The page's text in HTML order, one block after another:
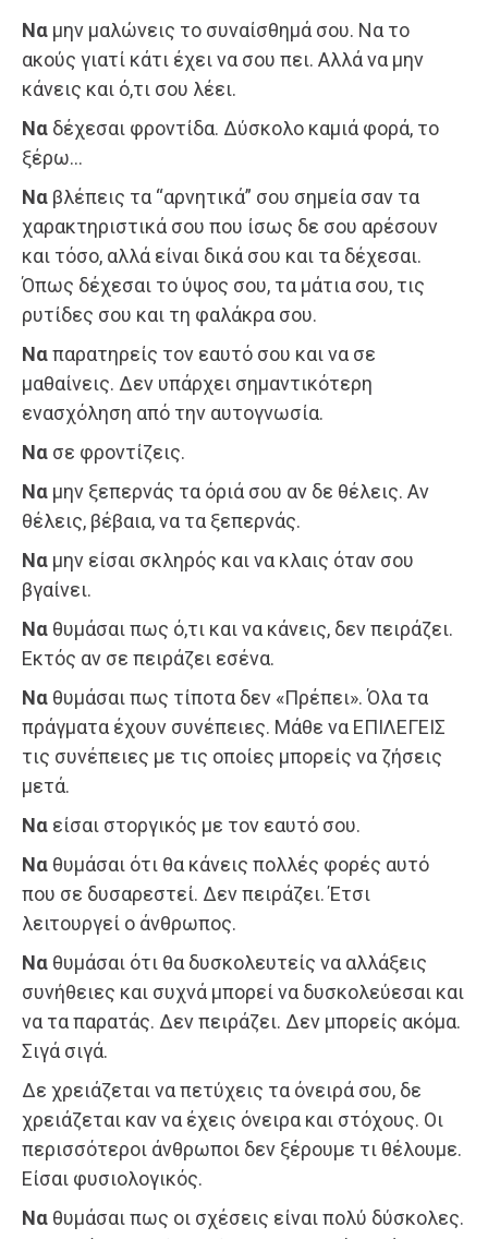
Να μην μαλώνεις το συναίσθημά σου. Να το
ακούς γιατί κάτι έχει να σου πει. Αλλά να μην
κάνεις και ό,τι σου λέει.
Να δέχεσαι φροντίδα. Δύσκολο καμιά φορά, το
ξέρω…
Να βλέπεις τα “αρνητικά” σου σημεία σαν τα
χαρακτηριστικά σου που ίσως δε σου αρέσουν
και τόσο, αλλά είναι δικά σου και τα δέχεσαι.
Όπως δέχεσαι το ύψος σου, τα μάτια σου, τις
ρυτίδες σου και τη φαλάκρα σου.
Ναπαρατηρείς τον εαυτό σου και να σε
μαθαίνεις. Δεν υπάρχει σημαντικότερη
ενασχόληση από την αυτογνωσία.
Να σε φροντίζεις.
Να μην ξεπερνάς τα όριά σου αν δε θέλεις. Αν
θέλεις, βέβαια, να τα ξεπερνάς.
Να μην είσαι σκληρός και να κλαις όταν σου
βγαίνει.
Να θυμάσαι πως ό,τι και να κάνεις, δεν πειράζει.
Εκτός αν σε πειράζει εσένα.
Να θυμάσαι πως τίποτα δεν «Πρέπει». Όλα τα
πράγματα έχουν συνέπειες. Μάθε να ΕΠΙΛΕΓΕΙΣ
τις συνέπειες με τις οποίες μπορείς να ζήσεις
μετά.
Να είσαι στοργικός με τον εαυτό σου.
Να θυμάσαι ότι θα κάνεις πολλές φορές αυτό
που σε δυσαρεστεί. Δεν πειράζει. Έτσι
λειτουργεί ο άνθρωπος.
Να θυμάσαι ότι θα δυσκολευτείς να αλλάξεις
συνήθειες και συχνά μπορεί να δυσκολεύεσαι και
να τα παρατάς. Δεν πειράζει. Δεν μπορείς ακόμα.
Σιγά σιγά.
Δε χρειάζεται να πετύχεις τα όνειρά σου, δε
χρειάζεται καν να έχεις όνειρα και στόχους. Οι
περισσότεροι άνθρωποι δεν ξέρουμε τι θέλουμε.
Είσαι φυσιολογικός.
Να θυμάσαι πως οι σχέσεις είναι πολύ δύσκολες.